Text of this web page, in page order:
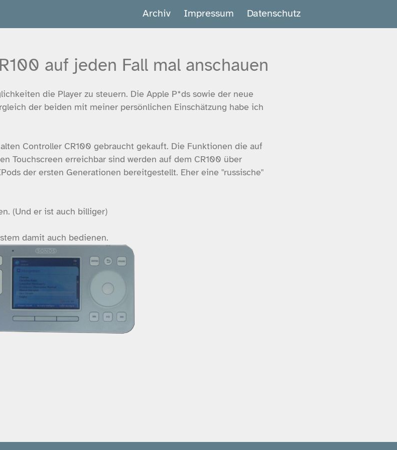
Archiv Impressum Datenschutz
auf jeden Fall mal anschauen
die Player zu steuern. Die Apple P*ds sowie der neue
der beiden mit meiner persönlichen Einschätzung habe ich
Controller CR100 gebraucht gekauft. Die Funktionen die auf
Touchscreen erreichbar sind werden auf dem CR100 über
der ersten Generationen bereitgestellt. Eher eine "russische"
(Und er ist auch billiger)
damit auch bedienen.